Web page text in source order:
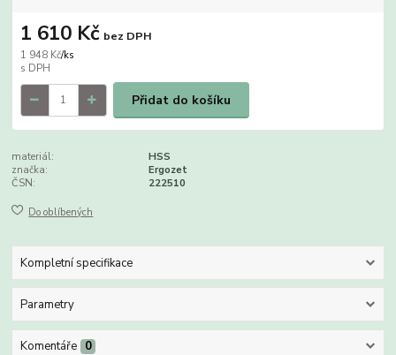
1 948 Kč/ks
1 610 Kč bez DPH
Přidat do košíku
materiál:
HSS
značka:
Ergozet
ČSN:
222510
Do oblíbených
Kompletní specifikace
Parametry
Komentáře 0